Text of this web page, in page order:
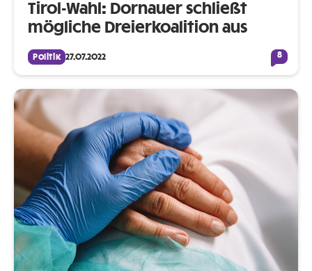
Tirol-Wahl: Dornauer schließt
mögliche Dreierkoalition aus
Politik 27.07.2022 8